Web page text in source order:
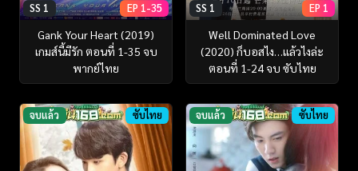
SS 1 EP 1-35
Gank Your Heart (2019)
เกมส์นี้มีรัก ตอนที่ 1-35 จบ
พากย์ไทย
SS 1 EP 1
Well Dominated Love
(2020) ก็บอสไง…แล้วไงล่ะ
ตอนที่ 1-24 จบ ซับไทย
จบแล้ว ซับไทย จบแล้ว ซับไทย